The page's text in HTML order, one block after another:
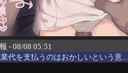
- 08/08 05:51
代を支払うのはおかしいという意...